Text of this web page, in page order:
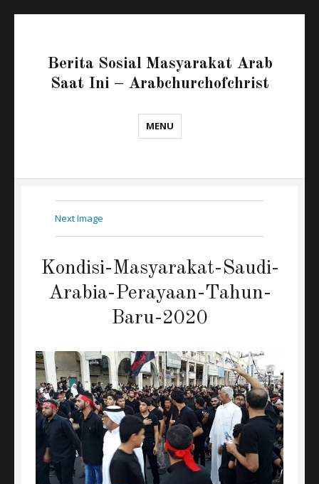
Berita Sosial Masyarakat Arab
Saat Ini – Arabchurchofchrist
MENU
Next Image
Kondisi-Masyarakat-Saudi-
Arabia-Perayaan-Tahun-
Baru-2020